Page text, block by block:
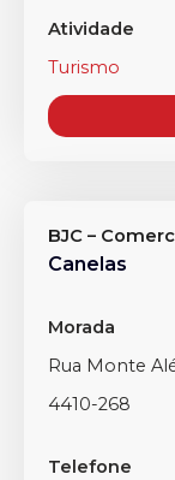
Atividade
Turismo
BJC –
Canelas
Morada
Rua Monte
4410-268
Telefone